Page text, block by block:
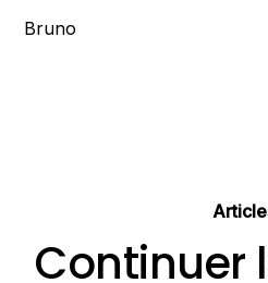
Bruno
Continuer